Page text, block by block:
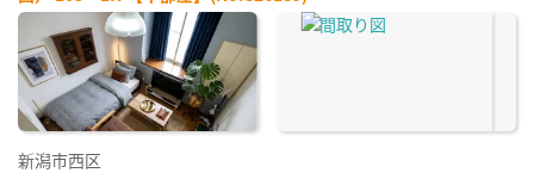
に入
新潟市西区